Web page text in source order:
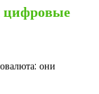
цифровые
они